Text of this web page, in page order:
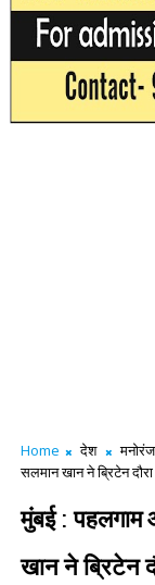
Home देश
सलमान खान ने ब्रिटेन दौरा
मुंबई :
खान ने ब्रिटेन